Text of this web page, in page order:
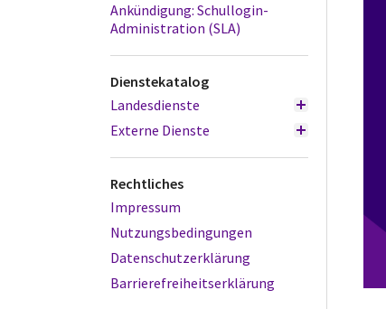
Ankündigung: Schullogin-
Administration (SLA)
Dienstekatalog
Landesdienste
Externe Dienste
Rechtliches
Impressum
Nutzungsbedingungen
Datenschutzerklärung
Barrierefreiheitserklärung